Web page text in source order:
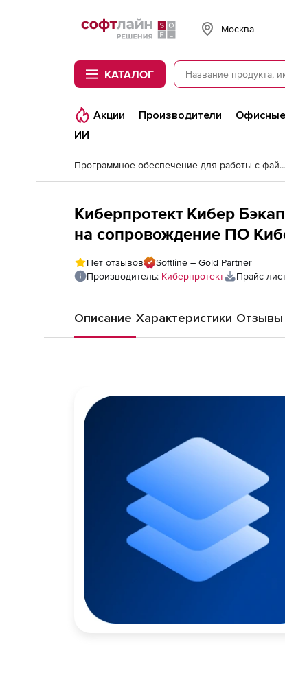
Softline
Москва
КАТАЛОГ
Акции Производители
ИИ
Программное обеспечение для работы с файлами и дисками
Киберпротект Кибер
на сопровождение ПО
платформы
(продление), на 2 года
Нет отзывов
Softline – Gold Partner
Производитель: Киберпротект Прайс-
Описание Характеристики Отзывы